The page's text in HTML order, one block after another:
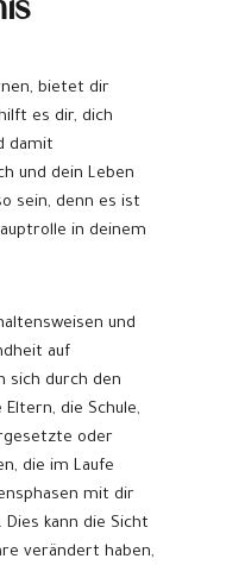
bietet dir
es dir, dich
damit
und dein Leben
sein, denn es ist
in deinem
und
auf
sich durch den
die Schule,
oder
die im Laufe
mit dir
kann die Sicht
verändert haben,